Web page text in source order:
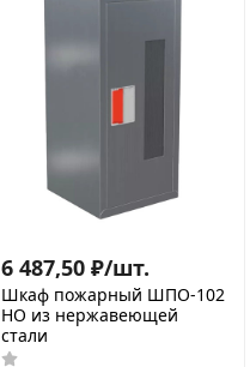
6 487,50 ₽/шт.
Шкаф пожарный ШПО-102
НО из нержавеющей
стали